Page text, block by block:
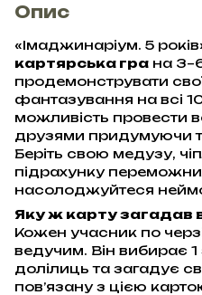
Опис
«Імаджинаріум. 5
картярська гра на
продемонструвати
фантазування на всі
можливість провести
друзями придумуючи
Беріть свою медузу,
підрахунку
насолоджуйтеся
Яку ж карту загадав
Кожен учасник по
ведучим. Він вибирає 1
долілиць та загадує
пов’язану з цією